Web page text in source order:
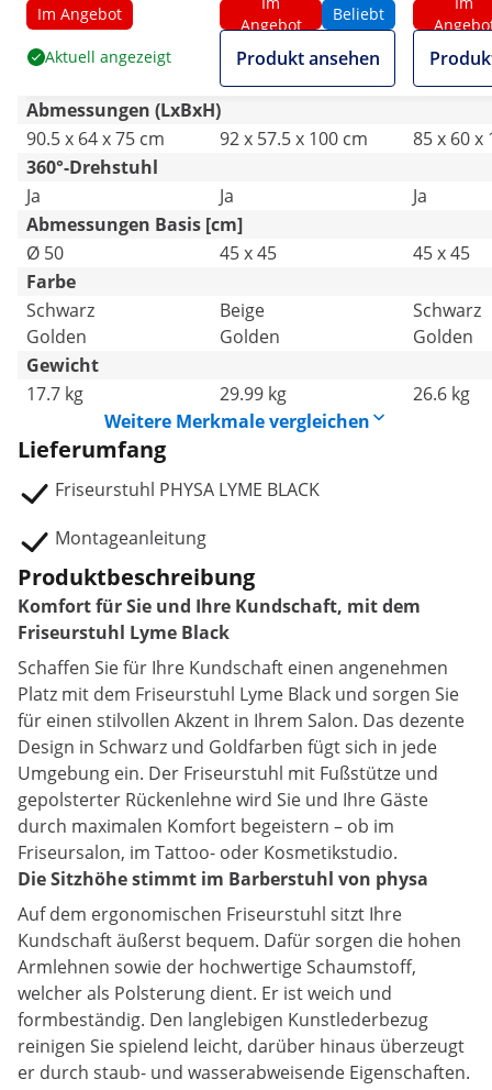
cm - 200 kg -
Im Angebot
Aktuell angezeigt
mm - 200 kg -
Golden, Beige
Angebot
Beliebt
Produkt ansehen
cm - 200
Abmessungen (LxBxH)
90.5 x 64 x 75 cm
92 x 57.5 x 100 cm
85 x 60 x
360°-Drehstuhl
Ja
Ja
Ja
Abmessungen Basis [cm]
Ø 50
45 x 45
45 x 45
Farbe
Schwarz
Golden
Beige
Golden
Schwarz
Golden
Gewicht
17.7 kg
29.99 kg
26.6 kg
Weitere Merkmale vergleichen
Lieferumfang
Friseurstuhl PHYSA LYME BLACK
Montageanleitung
Produktbeschreibung
Komfort für Sie und Ihre Kundschaft, mit dem
Friseurstuhl Lyme Black
Schaffen Sie für Ihre Kundschaft einen angenehmen
Platz mit dem Friseurstuhl Lyme Black und sorgen Sie
für einen stilvollen Akzent in Ihrem Salon. Das dezente
Design in Schwarz und Goldfarben fügt sich in jede
Umgebung ein. Der Friseurstuhl mit Fußstütze und
gepolsterter Rückenlehne wird Sie und Ihre Gäste
durch maximalen Komfort begeistern – ob im
Friseursalon, im Tattoo- oder Kosmetikstudio.
Die Sitzhöhe stimmt im Barberstuhl von physa
Auf dem ergonomischen Friseurstuhl sitzt Ihre
Kundschaft äußerst bequem. Dafür sorgen die hohen
Armlehnen sowie der hochwertige Schaumstoff,
welcher als Polsterung dient. Er ist weich und
formbeständig. Den langlebigen Kunstlederbezug
reinigen Sie spielend leicht, darüber hinaus überzeugt
er durch staub- und wasserabweisende Eigenschaften.